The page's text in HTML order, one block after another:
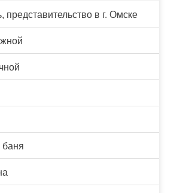
представительство в г. Омске